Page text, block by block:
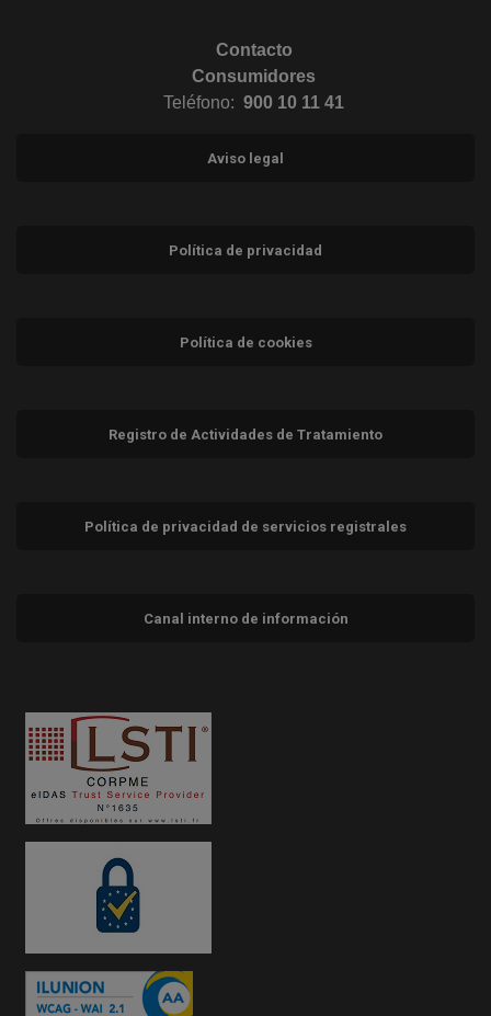
Contacto
Consumidores
Teléfono: 900 10 11 41
Aviso legal
Política de privacidad
Política de cookies
Registro de Actividades de Tratamiento
Política de privacidad de servicios registrales
Canal interno de información